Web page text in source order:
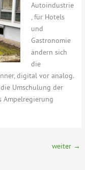
Autoindustrie
, für Hotels
und
Gastronomie
ändern sich
die
digital vor analog.
Umschulung der
Ampelregierung
weiter →